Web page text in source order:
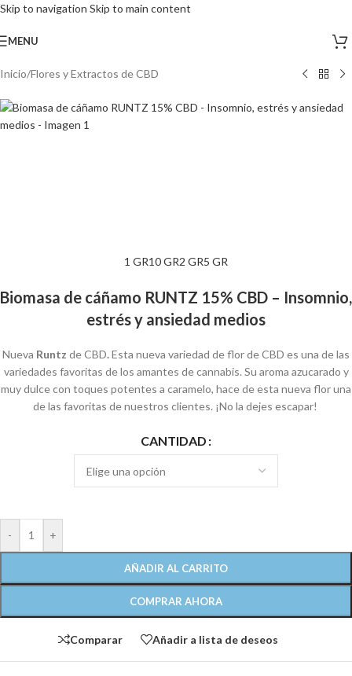
Skip to navigation Skip to main content
MENU
Inicio/Flores y Extractos de CBD
1 GR10 GR2 GR5 GR
Biomasa de cáñamo RUNTZ 15% CBD – Insomnio,
estrés y ansiedad medios
Nueva Runtz de CBD.Esta nueva variedad de flor de CBD es una de las
variedades favoritas de los amantes de cannabis. Su aroma azucarado y
muy dulce con toques potentes a caramelo, hace de esta nueva flor una
de las favoritas de nuestros clientes. ¡No la dejes escapar!
CANTIDAD
- +
AÑADIR AL CARRITO
COMPRAR AHORA
Comparar Añadir a lista de deseos